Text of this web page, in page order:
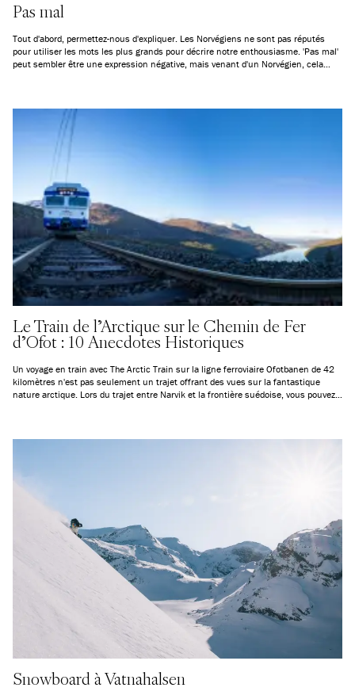
Pas mal
Tout d'abord, permettez-nous d'expliquer. Les Norvégiens ne sont pas réputés
pour utiliser les mots les plus grands pour décrire notre enthousiasme. 'Pas mal'
peut sembler être une expression négative, mais venant d'un Norvégien, cela
Le Train de l’Arctique sur le Chemin de Fer
d’Ofot : 10 Anecdotes Historiques
Un voyage en train avec The Arctic Train sur la ligne ferroviaire Ofotbanen de 42
kilomètres n'est pas seulement un trajet offrant des vues sur la fantastique
nature arctique. Lors du trajet entre Narvik et la frontière suédoise, vous pouvez
Snowboard à Vatnahalsen